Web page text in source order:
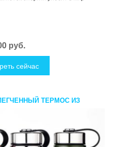
руб.
сейчас
ТЕРМОС ИЗ